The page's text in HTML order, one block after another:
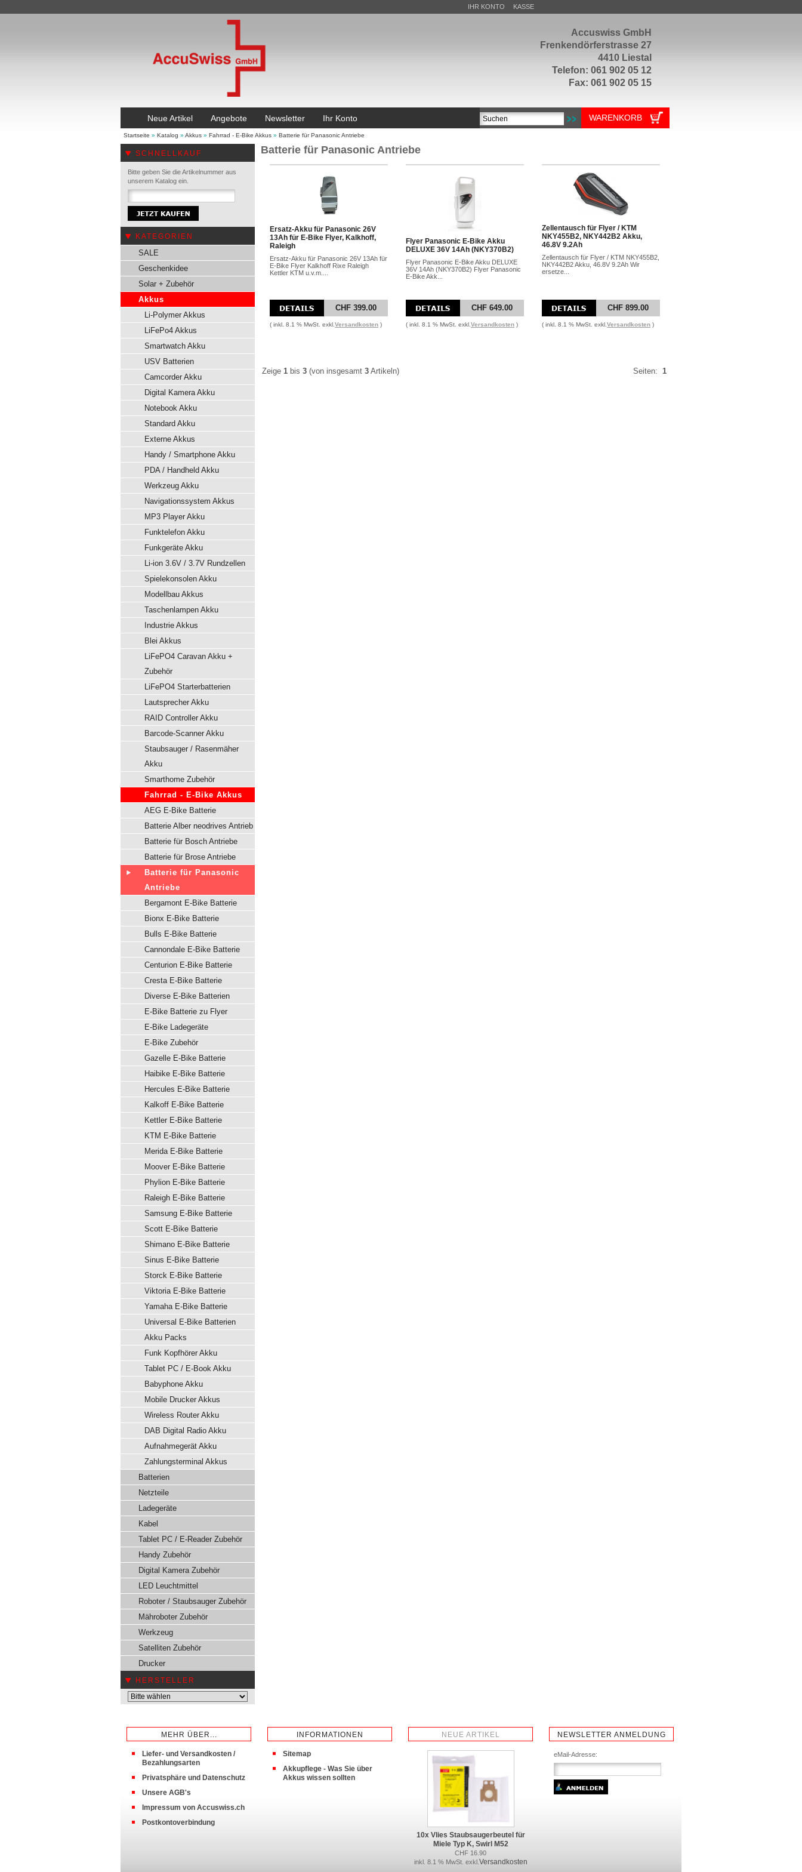
Accuswiss GmbH
Frenkendörferstrasse 27
4410 Liestal
Telefon: 061 902 05 12
Fax: 061 902 05 15
IHR KONTO KASSE
Neue Artikel Angebote Newsletter Ihr Konto WARENKORB
Startseite » Katalog » Akkus » Fahrrad - E-Bike Akkus » Batterie für Panasonic Antriebe
SCHNELLKAUF
Bitte geben Sie die Artikelnummer aus
unserem Katalog ein.
KATEGORIEN
SALE
Geschenkidee
Solar + Zubehör
Akkus
Li-Polymer Akkus
LiFePo4 Akkus
Smartwatch Akku
USV Batterien
Camcorder Akku
Digital Kamera Akku
Notebook Akku
Standard Akku
Externe Akkus
Handy / Smartphone Akku
PDA / Handheld Akku
Werkzeug Akku
Navigationssystem Akkus
MP3 Player Akku
Funktelefon Akku
Funkgeräte Akku
Li-ion 3.6V / 3.7V Rundzellen
Spielekonsolen Akku
Modellbau Akkus
Taschenlampen Akku
Industrie Akkus
Blei Akkus
LiFePO4 Caravan Akku +
Zubehör
LiFePO4 Starterbatterien
Lautsprecher Akku
RAID Controller Akku
Barcode-Scanner Akku
Staubsauger / Rasenmäher
Akku
Smarthome Zubehör
Fahrrad - E-Bike Akkus
AEG E-Bike Batterie
Batterie Alber neodrives Antrieb
Batterie für Bosch Antriebe
Batterie für Brose Antriebe
Batterie für Panasonic
Antriebe
Bergamont E-Bike Batterie
Bionx E-Bike Batterie
Bulls E-Bike Batterie
Cannondale E-Bike Batterie
Centurion E-Bike Batterie
Cresta E-Bike Batterie
Diverse E-Bike Batterien
E-Bike Batterie zu Flyer
E-Bike Ladegeräte
E-Bike Zubehör
Gazelle E-Bike Batterie
Haibike E-Bike Batterie
Hercules E-Bike Batterie
Kalkoff E-Bike Batterie
Kettler E-Bike Batterie
KTM E-Bike Batterie
Merida E-Bike Batterie
Moover E-Bike Batterie
Phylion E-Bike Batterie
Raleigh E-Bike Batterie
Samsung E-Bike Batterie
Scott E-Bike Batterie
Shimano E-Bike Batterie
Sinus E-Bike Batterie
Storck E-Bike Batterie
Viktoria E-Bike Batterie
Yamaha E-Bike Batterie
Universal E-Bike Batterien
Akku Packs
Funk Kopfhörer Akku
Tablet PC / E-Book Akku
Babyphone Akku
Mobile Drucker Akkus
Wireless Router Akku
DAB Digital Radio Akku
Aufnahmegerät Akku
Zahlungsterminal Akkus
Batterien
Netzteile
Ladegeräte
Kabel
Tablet PC / E-Reader Zubehör
Handy Zubehör
Digital Kamera Zubehör
LED Leuchtmittel
Roboter / Staubsauger Zubehör
Mähroboter Zubehör
Werkzeug
Satelliten Zubehör
Drucker
HERSTELLER
Batterie für Panasonic Antriebe
Ersatz-Akku für Panasonic 26V
13Ah für E-Bike Flyer, Kalkhoff,
Raleigh
Ersatz-Akku für Panasonic 26V 13Ah für
E-Bike Flyer Kalkhoff Rixe Raleigh
Kettler KTM u.v.m....
CHF 399.00
( inkl. 8.1 % MwSt. exkl. Versandkosten )
Flyer Panasonic E-Bike Akku
DELUXE 36V 14Ah (NKY370B2)
Flyer Panasonic E-Bike Akku DELUXE
36V 14Ah (NKY370B2) Flyer Panasonic
E-Bike Akk...
CHF 649.00
( inkl. 8.1 % MwSt. exkl. Versandkosten )
Zellentausch für Flyer / KTM
NKY455B2, NKY442B2 Akku,
46.8V 9.2Ah
Zellentausch für Flyer / KTM NKY455B2,
NKY442B2 Akku, 46.8V 9.2Ah Wir
ersetze...
CHF 899.00
( inkl. 8.1 % MwSt. exkl. Versandkosten )
Zeige 1 bis 3 (von insgesamt 3 Artikeln) Seiten: 1
MEHR ÜBER...
Liefer- und Versandkosten /
Bezahlungsarten
Privatsphäre und Datenschutz
Unsere AGB's
Impressum von Accuswiss.ch
Postkontoverbindung
INFORMATIONEN
Sitemap
Akkupflege - Was Sie über
Akkus wissen sollten
NEUE ARTIKEL
10x Vlies Staubsaugerbeutel für
Miele Typ K, Swirl M52
CHF 16.90
inkl. 8.1 % MwSt. exkl. Versandkosten
NEWSLETTER ANMELDUNG
eMail-Adresse: